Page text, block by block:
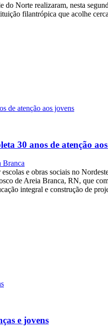
do Norte realizaram, nesta
filantrópica que acolhe
30 anos de atenção
Branca
e obras sociais no
de Areia Branca, RN, que
integral e construção de
e jovens